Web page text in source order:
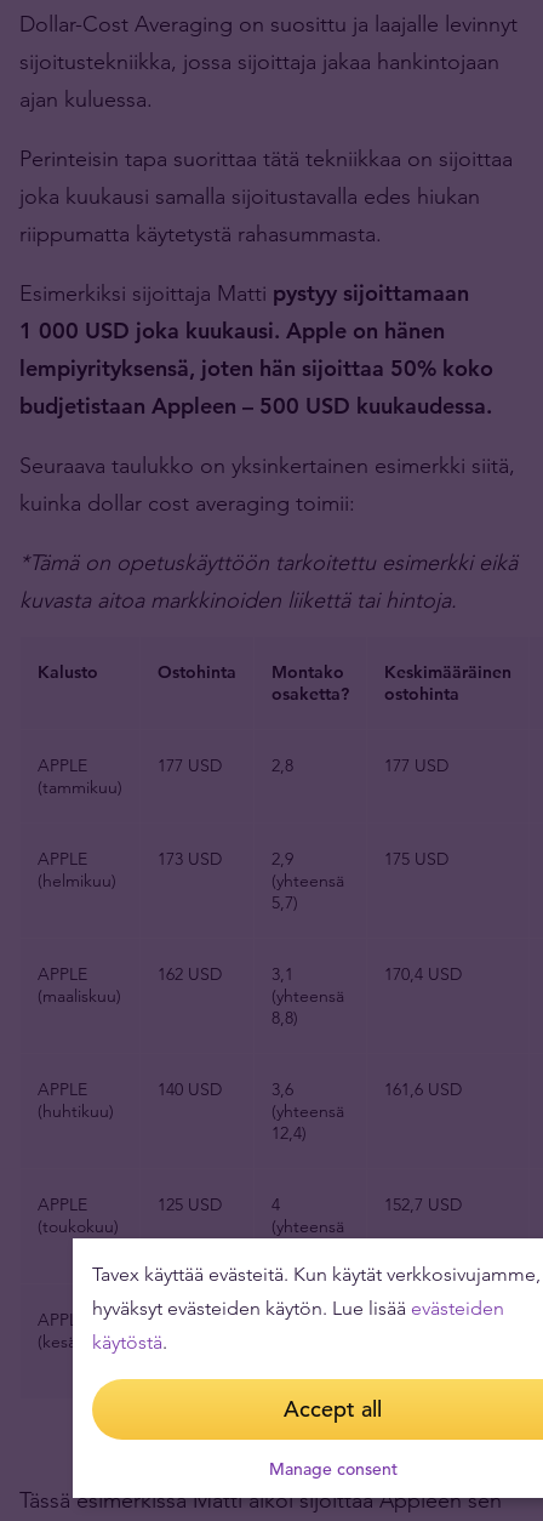
Dollar-Cost Averaging on suosittu ja laajalle levinnyt
sijoitustekniikka, jossa sijoittaja jakaa hankintojaan
ajan kuluessa.
Perinteisin tapa suorittaa tätä tekniikkaa on sijoittaa
joka kuukausi samalla sijoitustavalla edes hiukan
riippumatta käytetystä rahasummasta.
Esimerkiksi sijoittaja Matti pystyy sijoittamaan
1 000 USD joka kuukausi. Apple on hänen
lempiyrityksensä, joten hän sijoittaa 50% koko
budjetistaan Appleen – 500 USD kuukaudessa.
Seuraava taulukko on yksinkertainen esimerkki siitä,
kuinka dollar cost averaging toimii:
*Tämä on opetuskäyttöön tarkoitettu esimerkki eikä
kuvasta aitoa markkinoiden liikettä tai hintoja.
Kalusto Ostohinta
Montako
osaketta?
Keskimääräinen
ostohinta
APPLE
(tammikuu)
177 USD 2,8 177 USD
APPLE
(helmikuu)
173 USD
2,9
(yhteensä
5,7)
175 USD
APPLE
(maaliskuu)
162 USD
3,1
(yhteensä
8,8)
170,4 USD
APPLE
(huhtikuu)
140 USD
3,6
(yhteensä
12,4)
161,6 USD
APPLE
(toukokuu)
125 USD
4
(yhteensä
152,7 USD
APPLE
(kesäkuu)
177 USD
2,8
156,3 USD
Tässä esimerkissä Matti alkoi sijoittaa Appleen sen
Tavex käyttää evästeitä. Kun käytät verkkosivujamme,
hyväksyt evästeiden käytön. Lue lisää evästeiden
käytöstä.
Accept all
Manage consent